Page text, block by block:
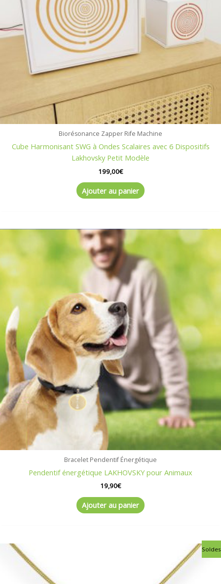
Biorésonance Zapper Rife Machine
Cube Harmonisant SWG à Ondes Scalaires avec 6 Dispositifs
Lakhovsky Petit Modèle
199,00€
Ajouter au panier
Bracelet Pendentif Énergétique
Pendentif énergétique LAKHOVSKY pour Animaux
19,90€
Ajouter au panier